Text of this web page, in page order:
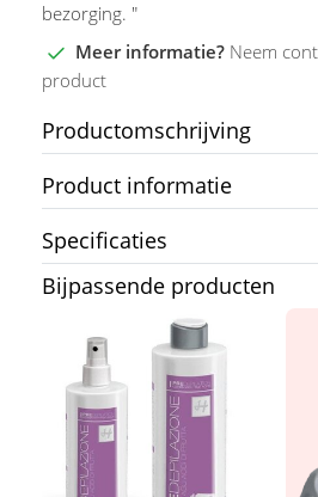
bezorging. "
Meer informatie? Neem
product
Productomschrijving
Product informatie
Specificaties
Bijpassende producten